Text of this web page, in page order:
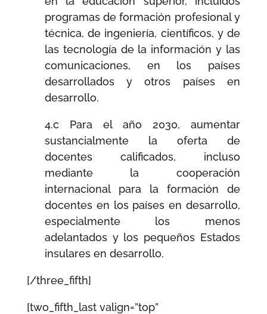
programas de formación profesional y
técnica, de ingeniería, científicos, y de
las tecnología de la información y las
comunicaciones, en los países
desarrollados y otros países en
desarrollo.
4.c Para el año 2030, aumentar
sustancialmente la oferta de
docentes calificados, incluso
mediante la cooperación
internacional para la formación de
docentes en los países en desarrollo,
especialmente los menos
adelantados y los pequeños Estados
insulares en desarrollo.
[/three_fifth]
[two_fifth_last valign=”top”